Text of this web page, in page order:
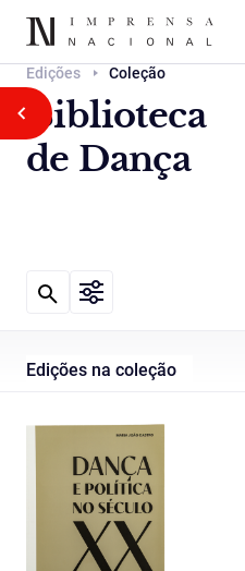
Edições Coleção
Biblioteca
de Dança
Edições na coleção